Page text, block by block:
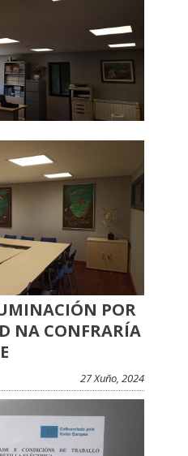
POR
NA CONFRARÍA
27 Xuño, 2024